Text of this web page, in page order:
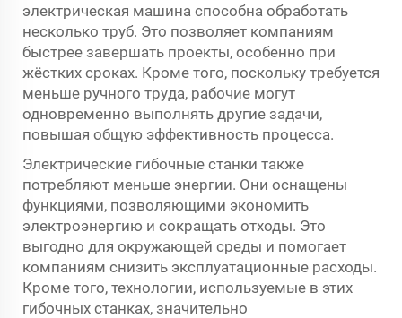
электрическая машина способна обработать
несколько труб. Это позволяет компаниям
быстрее завершать проекты, особенно при
жёстких сроках. Кроме того, поскольку требуется
меньше ручного труда, рабочие могут
одновременно выполнять другие задачи,
повышая общую эффективность процесса.
Электрические гибочные станки также
потребляют меньше энергии. Они оснащены
функциями, позволяющими экономить
электроэнергию и сокращать отходы. Это
выгодно для окружающей среды и помогает
компаниям снизить эксплуатационные расходы.
Кроме того, технологии, используемые в этих
гибочных станках, значительно